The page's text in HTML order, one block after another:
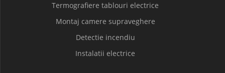
Termografiere tablouri electrice
Montaj camere supraveghere
Detectie incendiu
Instalatii electrice